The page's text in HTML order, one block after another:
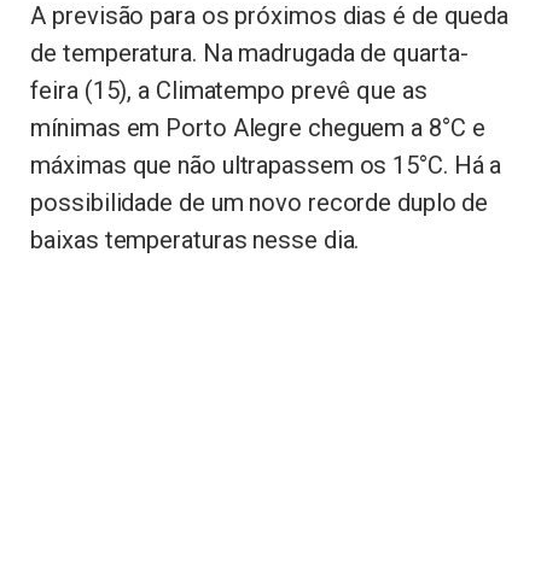
A previsão para os próximos dias é de queda
de temperatura. Na madrugada de quarta-
feira (15), a Climatempo prevê que as
mínimas em Porto Alegre cheguem a 8°C e
máximas que não ultrapassem os 15°C. Há a
possibilidade de um novo recorde duplo de
baixas temperaturas nesse dia.